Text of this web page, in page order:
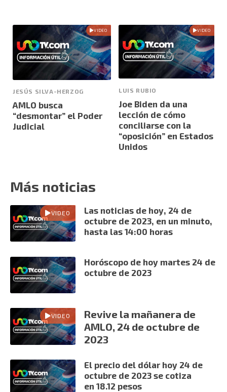
VIDEO
JESÚS SILVA-HERZOG
AMLO busca
“desmontar” el Poder
Judicial
VIDEO
LUIS RUBIO
Joe Biden da una
lección de cómo
conciliarse con la
“oposición” en Estados
Unidos
Más noticias
VIDEO
Las noticias de hoy, 24 de
octubre de 2023, en un minuto,
hasta las 14:00 horas
Horóscopo de hoy martes 24 de
octubre de 2023
VIDEO
Revive la mañanera de
AMLO, 24 de octubre de
2023
El precio del dólar hoy 24 de
octubre de 2023 se cotiza
en 18.12 pesos